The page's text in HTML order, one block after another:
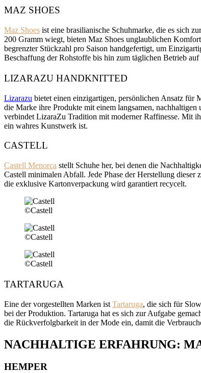
MAZ SHOES
Maz Shoes ist eine brasilianische Schuhmarke, die es sich
200 Gramm wiegt, bieten Maz Shoes unglaublichen
begrenzter Stückzahl pro Saison handgefertigt, um
Beschaffung der Rohstoffe bis hin zum täglichen Betrieb
LIZARAZU HANDKNITTED
Lizarazu bietet einen einzigartigen, persönlichen Ansatz für
die Marke ihre Produkte mit einem langsamen,
verbindet LizaraZu Tradition mit moderner Raffinesse. Mit
ein wahres Kunstwerk ist.
CASTELL
Castell Menorca stellt Schuhe her, bei denen die
Castell minimalen Abfall. Jede Phase der Herstellung dieser
die exklusive Kartonverpackung wird garantiert recycelt.
©Castell
©Castell
©Castell
TARTARUGA
Eine der vorgestellten Marken ist Tartaruga, die sich für
bei der Produktion. Tartaruga hat es sich zur Aufgabe
die Rückverfolgbarkeit in der Mode ein, damit die
NACHHALTIGE ERFAHRUNG:
HEMPER